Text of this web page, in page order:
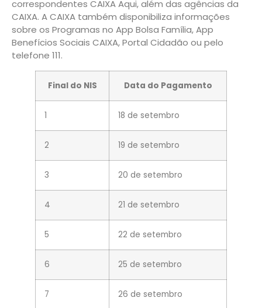
correspondentes CAIXA Aqui, além das agências da
CAIXA. A CAIXA também disponibiliza informações
sobre os Programas no App Bolsa Família, App
Benefícios Sociais CAIXA, Portal Cidadão ou pelo
telefone 111.
Final do NIS Data do Pagamento
1 18 de setembro
2 19 de setembro
3 20 de setembro
4 21 de setembro
5 22 de setembro
6 25 de setembro
7 26 de setembro